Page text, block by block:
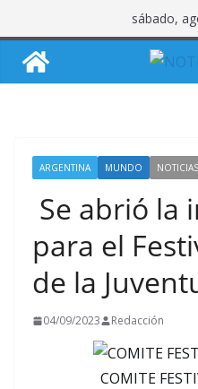
al
contenido
sábado,
ARGENTINA MUNDO NOTICIAS
Se abrió la
para el
de la
04/09/2023 Redacción
COMITE